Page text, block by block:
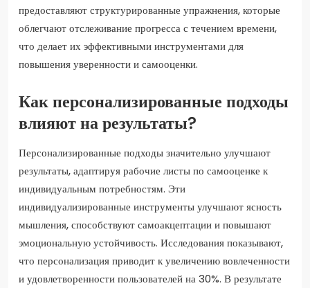
предоставляют структурированные упражнения, которые
облегчают отслеживание прогресса с течением времени,
что делает их эффективными инструментами для
повышения уверенности и самооценки.
Как персонализированные подходы
влияют на результаты?
Персонализированные подходы значительно улучшают
результаты, адаптируя рабочие листы по самооценке к
индивидуальным потребностям. Эти
индивидуализированные инструменты улучшают ясность
мышления, способствуют самоакцептации и повышают
эмоциональную устойчивость. Исследования показывают,
что персонализация приводит к увеличению вовлеченности
и удовлетворенности пользователей на 30%. В результате